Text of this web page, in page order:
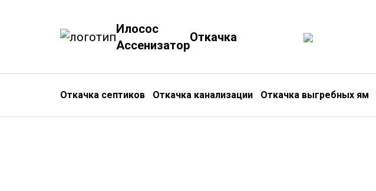
Илосос
Ассенизатор
Откачка
Откачка септиков Откачка канализации Откачка выгребных ям